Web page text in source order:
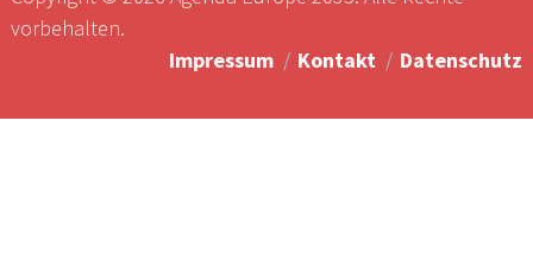
vorbehalten.
Impressum
Kontakt Datenschutz